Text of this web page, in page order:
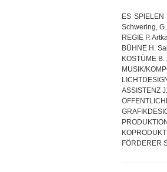
ES
Schwering,
REGIE P.
BÜHNE H.
KOSTÜME
MUSIK/
ASSISTENZ
FÖRDERER